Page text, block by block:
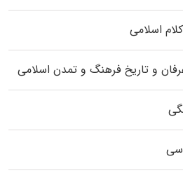
اسلامی
و تاریخ فرهنگ و تمدن اسلامی